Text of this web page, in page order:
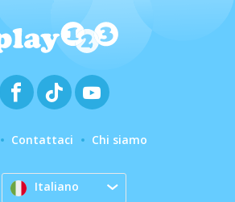
Contattaci Chi siamo
Italiano